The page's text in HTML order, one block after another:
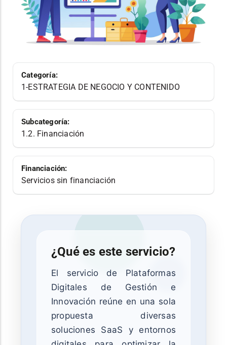
Categoría:
1-ESTRATEGIA DE NEGOCIO Y CONTENIDO
Subcategoría:
1.2. Financiación
Financiación:
Servicios sin financiación
¿Qué es este servicio?
El servicio de Plataformas
Digitales de Gestión e
Innovación reúne en una sola
propuesta diversas
soluciones SaaS y entornos